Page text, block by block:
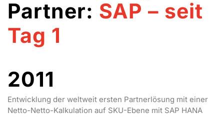
Partner: SAP – seit
Tag 1
2011
Entwicklung der weltweit ersten Partnerlösung mit einer
Netto-Netto-Kalkulation auf SKU-Ebene mit SAP HANA